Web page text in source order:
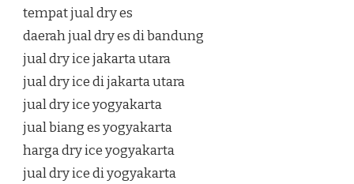
tempat jual dry es
daerah jual dry es di bandung
jual dry ice jakarta utara
jual dry ice di jakarta utara
jual dry ice yogyakarta
jual biang es yogyakarta
harga dry ice yogyakarta
jual dry ice di yogyakarta